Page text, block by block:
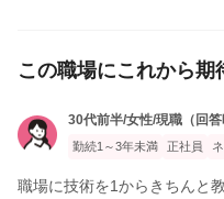
この職場にこれから期
30代前半/女性/現職（回答
勤続1～3年未満
正社員
職場に技術を1からきちんと